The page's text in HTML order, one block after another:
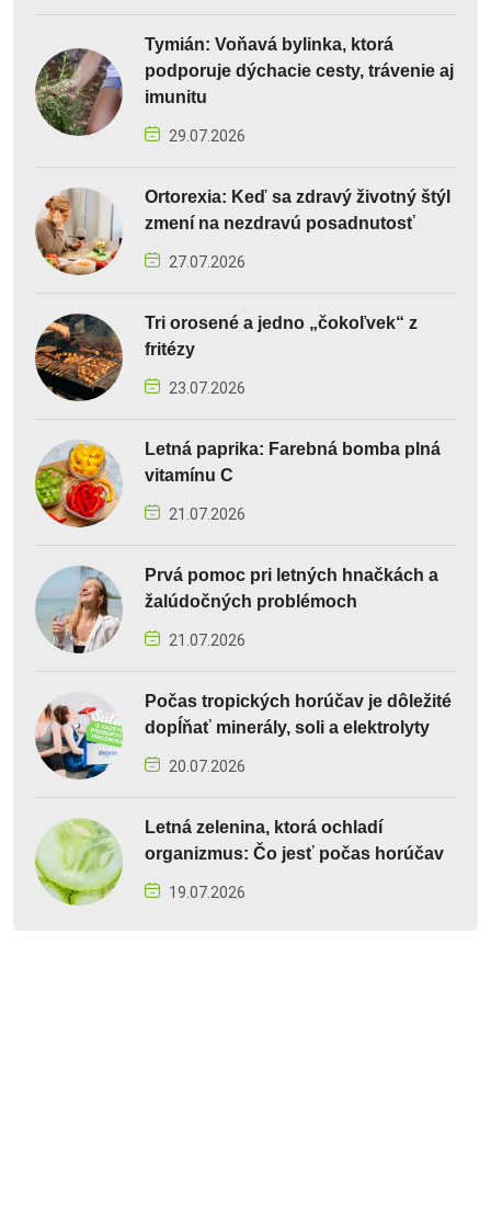
Tymián: Voňavá bylinka, ktorá
podporuje dýchacie cesty, trávenie aj
imunitu
29.07.2026
Ortorexia: Keď sa zdravý životný štýl
zmení na nezdravú posadnutosť
27.07.2026
Tri orosené a jedno „čokoľvek“ z
fritézy
23.07.2026
Letná paprika: Farebná bomba plná
vitamínu C
21.07.2026
Prvá pomoc pri letných hnačkách a
žalúdočných problémoch
21.07.2026
Počas tropických horúčav je dôležité
dopĺňať minerály, soli a elektrolyty
20.07.2026
Letná zelenina, ktorá ochladí
organizmus: Čo jesť počas horúčav
19.07.2026